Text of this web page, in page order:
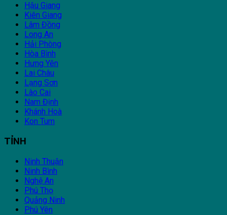
Hậu Giang
Kiên Giang
Lâm Đồng
Long An
Hải Phòng
Hòa Bình
Hưng Yên
Lai Châu
Lạng Sơn
Lào Cai
Nam Định
Khánh Hoà
Kon Tum
TỈNH
Ninh Thuận
Ninh Bình
Nghệ An
Phú Thọ
Quảng Ninh
Phú Yên